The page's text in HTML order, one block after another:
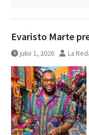
Evaristo Marte
julio 1, 2026 La